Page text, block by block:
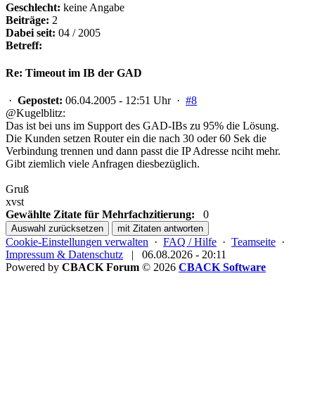
Geschlecht: keine Angabe
Beiträge: 2
Dabei seit: 04 / 2005
Betreff:
Re: Timeout im IB der GAD
· Gepostet: 06.04.2005 - 12:51 Uhr · #8
@Kugelblitz:
Das ist bei uns im Support des GAD-IBs zu 95% die Lösung.
Die Kunden setzen Router ein die nach 30 oder 60 Sek die
Verbindung trennen und dann passt die IP Adresse nciht mehr.
Gibt ziemlich viele Anfragen diesbezüglich.
Gruß
xvst
Gewählte Zitate für Mehrfachzitierung:
0
Auswahl zurücksetzen mit Zitaten antworten
Cookie-Einstellungen verwalten · FAQ / Hilfe · Teamseite ·
Impressum & Datenschutz |
06.08.2026 - 20:11
Powered by CBACK Forum © 2026 CBACK Software